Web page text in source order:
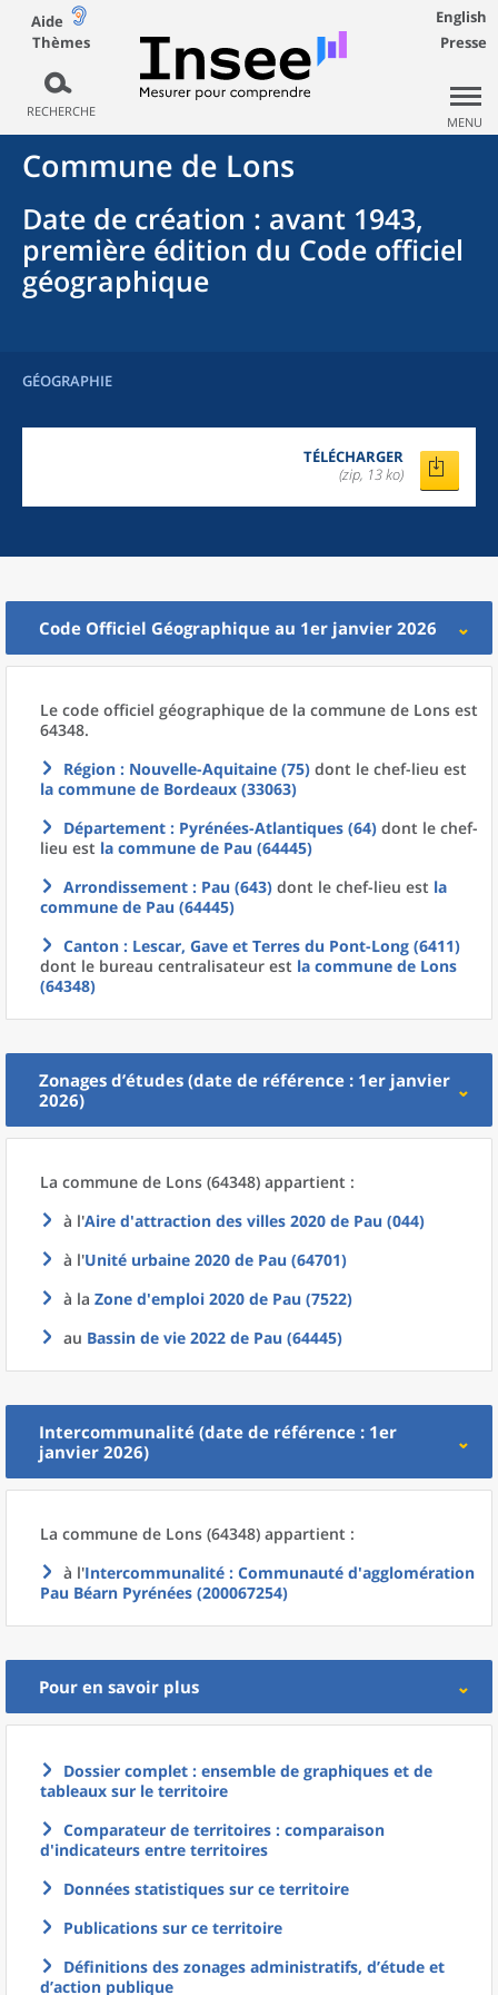
Aide
Thèmes
RECHERCHE
English
Presse
MENU
Commune de Lons
Date de création : avant 1943,
première édition du Code officiel
géographique
GÉOGRAPHIE
TÉLÉCHARGER
(zip, 13 ko)
Code Officiel Géographique au 1er janvier 2026
Le code officiel géographique de la commune de Lons est
64348.
Région : Nouvelle-Aquitaine (75) dont le chef-lieu est
la commune de Bordeaux (33063)
Département : Pyrénées-Atlantiques (64) dont le chef-
lieu est la commune de Pau (64445)
Arrondissement : Pau (643) dont le chef-lieu est la
commune de Pau (64445)
Canton : Lescar, Gave et Terres du Pont-Long (6411)
dont le bureau centralisateur est la commune de Lons
(64348)
Zonages d’études (date de référence : 1er janvier
2026)
La commune de Lons (64348) appartient :
à l'Aire d'attraction des villes 2020 de Pau (044)
à l'Unité urbaine 2020 de Pau (64701)
à la Zone d'emploi 2020 de Pau (7522)
au Bassin de vie 2022 de Pau (64445)
Intercommunalité (date de référence : 1er
janvier 2026)
La commune de Lons (64348) appartient :
à l'Intercommunalité : Communauté d'agglomération
Pau Béarn Pyrénées (200067254)
Pour en savoir plus
Dossier complet : ensemble de graphiques et de
tableaux sur le territoire
Comparateur de territoires : comparaison
d'indicateurs entre territoires
Données statistiques sur ce territoire
Publications sur ce territoire
Définitions des zonages administratifs, d’étude et
d’action publique